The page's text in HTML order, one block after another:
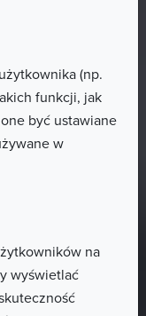
(np.
funkcji, jak
być ustawiane
w
na
wyświetlać